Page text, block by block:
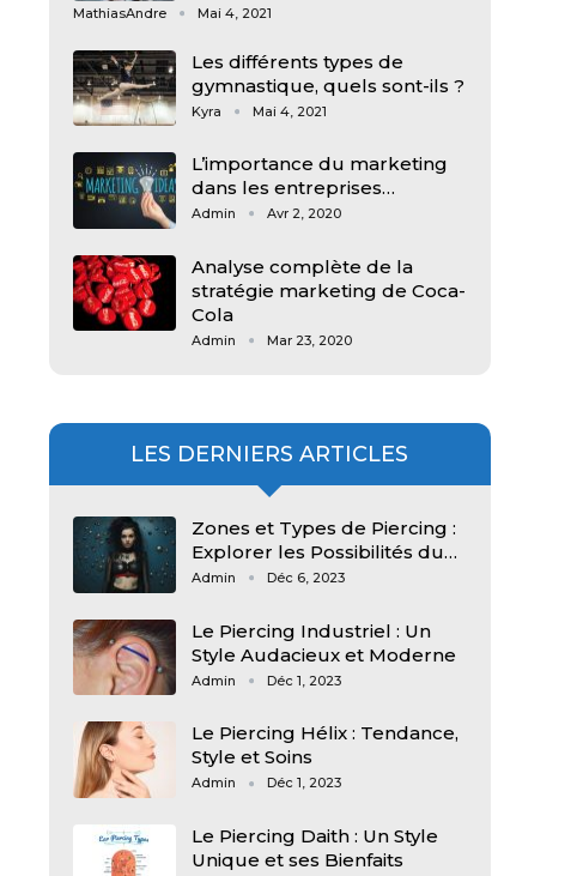
MathiasAndre Mai 4, 2021
Les différents types de
gymnastique, quels sont-ils ?
Kyra Mai 4, 2021
L’importance du marketing
dans les entreprises…
Admin Avr 2, 2020
Analyse complète de la
stratégie marketing de Coca-
Cola
Admin Mar 23, 2020
LES DERNIERS ARTICLES
Zones et Types de Piercing :
Explorer les Possibilités du…
Admin Déc 6, 2023
Le Piercing Industriel : Un
Style Audacieux et Moderne
Admin Déc 1, 2023
Le Piercing Hélix : Tendance,
Style et Soins
Admin Déc 1, 2023
Le Piercing Daith : Un Style
Unique et ses Bienfaits